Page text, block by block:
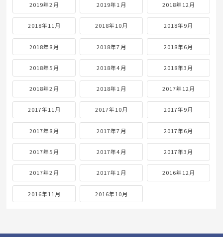
2019年2月 2019年1月 2018年12月
2018年11月 2018年10月 2018年9月
2018年8月 2018年7月 2018年6月
2018年5月 2018年4月 2018年3月
2018年2月 2018年1月 2017年12月
2017年11月 2017年10月 2017年9月
2017年8月 2017年7月 2017年6月
2017年5月 2017年4月 2017年3月
2017年2月 2017年1月 2016年12月
2016年11月 2016年10月